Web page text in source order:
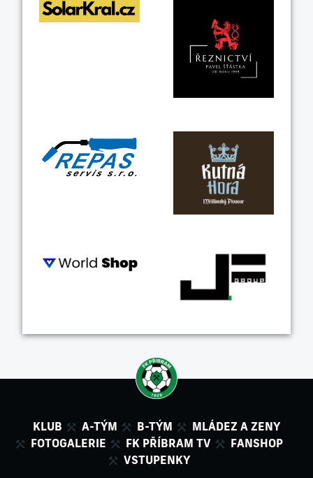
KLUB A-TÝM B-TÝM
MLÁDEZ A ZENY
FOTOGALERIE
FK PŘÍBRAM TV
FANSHOP
VSTUPENKY